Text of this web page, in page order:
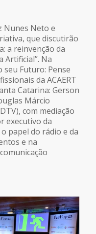
Nunes Neto e
que discutirão
a reinvenção da
Artificial”. Na
seu Futuro: Pense
da ACAERT
Catarina: Gerson
Márcio
com mediação
executivo da
papel do rádio e da
e na